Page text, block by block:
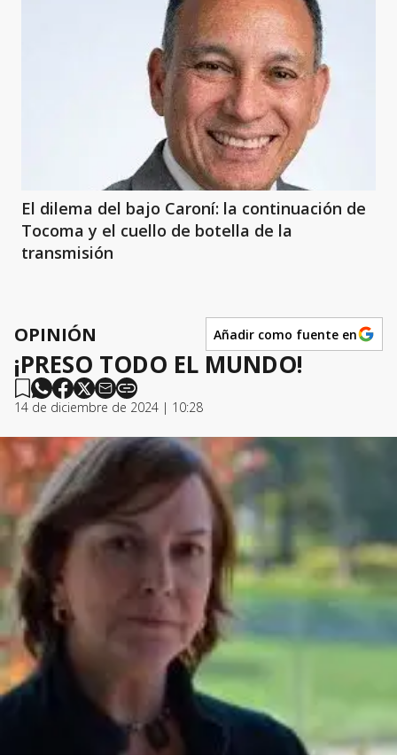
El dilema del bajo Caroní: la continuación de
Tocoma y el cuello de botella de la
transmisión
OPINIÓN Añadir como fuente en
¡PRESO TODO EL MUNDO!
14 de diciembre de 2024 | 10:28